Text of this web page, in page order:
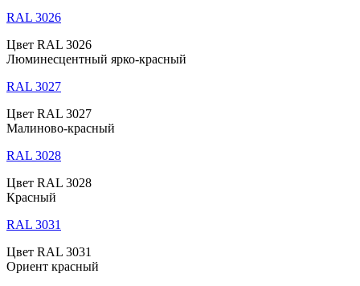
RAL 3026
Цвет RAL 3026
Люминесцентный ярко-красный
RAL 3027
Цвет RAL 3027
Малиново-красный
RAL 3028
Цвет RAL 3028
Красный
RAL 3031
Цвет RAL 3031
Ориент красный